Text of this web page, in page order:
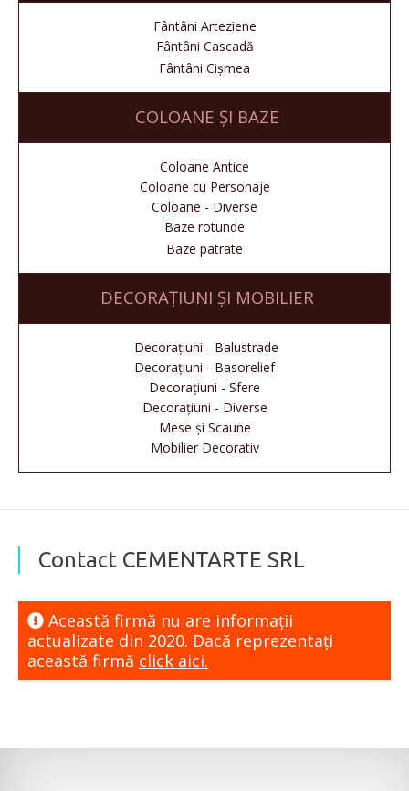
Fântâni Arteziene
Fântâni Cascadă
Fântâni Cișmea
COLOANE ȘI BAZE
Coloane Antice
Coloane cu Personaje
Coloane - Diverse
Baze rotunde
Baze patrate
DECORAȚIUNI ȘI MOBILIER
Decorațiuni - Balustrade
Decorațiuni - Basorelief
Decorațiuni - Sfere
Decorațiuni - Diverse
Mese și Scaune
Mobilier Decorativ
Contact CEMENTARTE SRL
Această firmă nu are informaţii
actualizate din 2020. Dacă reprezentaţi
această firmă click aici.